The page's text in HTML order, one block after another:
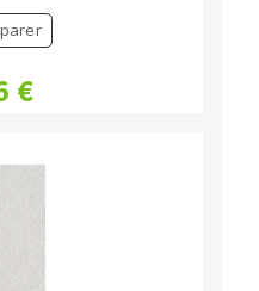
€